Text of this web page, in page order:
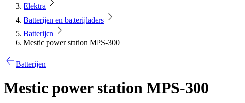
Elektra
Batterijen en batterijladers
Batterijen
Mestic power station MPS-300
Batterijen
Mestic power station MPS-300